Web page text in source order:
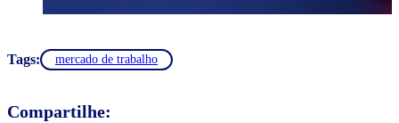
Tags: mercado de trabalho
Compartilhe: